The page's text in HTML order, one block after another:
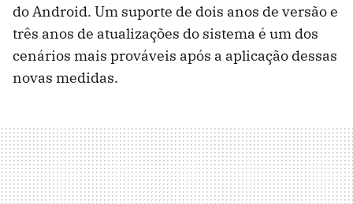
do Android. Um suporte de dois anos de versão e
três anos de atualizações do sistema é um dos
cenários mais prováveis ​​após a aplicação dessas
novas medidas.